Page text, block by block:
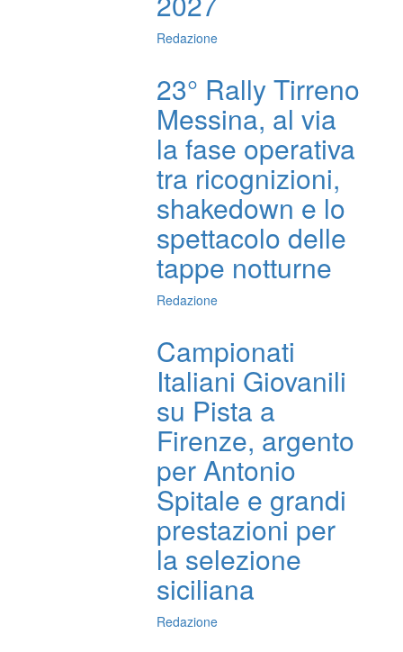
Redazione
23° Rally Tirreno
Messina, al via
la fase operativa
tra ricognizioni,
shakedown e lo
spettacolo delle
tappe notturne
Redazione
Campionati
Italiani Giovanili
su Pista a
Firenze, argento
per Antonio
Spitale e grandi
prestazioni per
la selezione
siciliana
Redazione